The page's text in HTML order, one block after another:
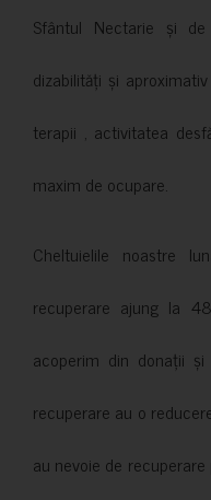
Sfântul Nectarie și
dizabilități și
terapii , activitatea
maxim de ocupare.
Cheltuielile noastre
recuperare ajung la
acoperim din donații și
recuperare au o
au nevoie de